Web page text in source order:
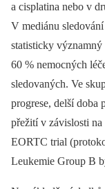
a cisplatina nebo v
V mediánu
statisticky
60 % nemocných
sledovaných. Ve
progrese, delší doba
přežití v závislosti
EORTC trial
Leukemie Group B